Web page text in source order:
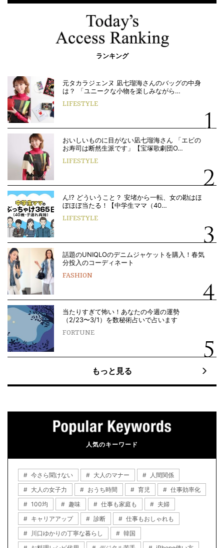
ランキング
元タカラジェンヌ 凪七瑠海さんのバッグの中身
は？ 「ユニークな小物を楽しみながら…
LIFESTYLE
おいしいものに目がない凪七瑠海さん 「エビの
お寿司は断然生派です」【宝塚歌劇団O…
LIFESTYLE
ん!? どういうこと？ 安堵から一転、女の勘はほ
ぼほぼ当たる！【中学生ママ（40…
LIFESTYLE
話題のUNIQLOのデニムジャケットを購入！春気
分投入のコーディネート
FASHION
当たりすぎて怖い！あなたの今週の運勢
（2/23〜3/1）を数秘術占いで占います
FORTUNE
もっと見る
人気のキーワード
今さら聞けない 大人のマナー
人間関係
大人の女子力
おうち時間 育児
仕事効率化
100均
趣味 仕事も家庭も
夫婦
キャリアアップ
診断
仕事もおしゃれも
川口ゆかりの丁寧な暮らし
韓国